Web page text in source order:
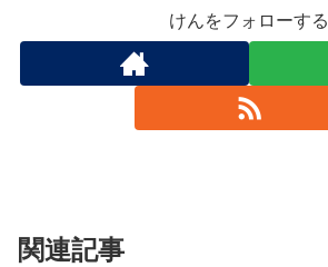
けんをフォローする
関連記事